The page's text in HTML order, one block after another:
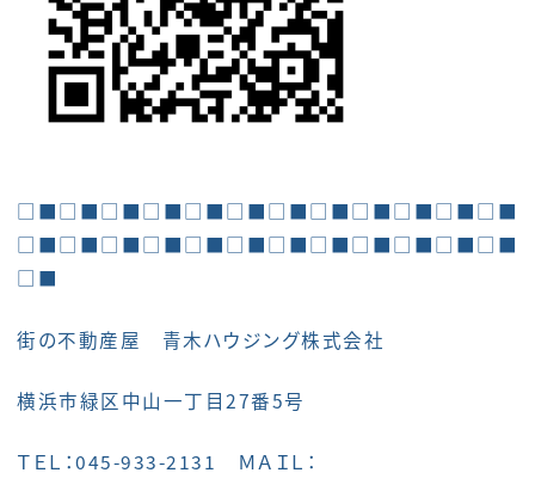
□■□■□■□■□■□■□■□■□■□■□■□■
□■□■□■□■□■□■□■□■□■□■□■□■
□■
街の不動産屋 青木ハウジング株式会社
横浜市緑区中山一丁目27番5号
ＴＥＬ：045-933-2131 ＭＡＩＬ：